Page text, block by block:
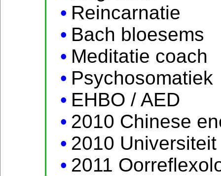
Reincarnatie
Bach bloesems
Meditatie coach
Psychosomatiek
EHBO / AED
2010 Chinese
2010
2011